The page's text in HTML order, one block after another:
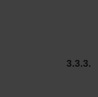
3.3.3.